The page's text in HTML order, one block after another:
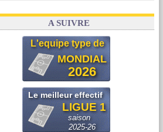
A SUIVRE
L'equipe type de
MONDIAL
2026
Le meilleur effectif
LIGUE 1
saison
2025-26